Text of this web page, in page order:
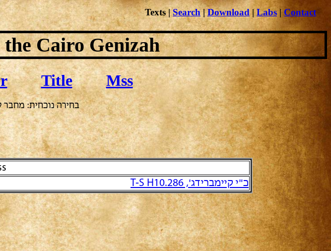
Cairo Genizah
Title Mss
בחירה נוכחית: מחבר
כ"י קיימברידג', T-S H10.286
Texts|Search|Download|Labs | Contact